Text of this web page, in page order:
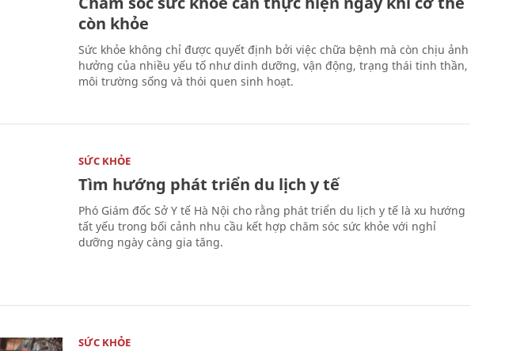
còn khỏe
Sức khỏe không chỉ được quyết định bởi việc chữa bệnh mà còn chịu ảnh
hưởng của nhiều yếu tố như dinh dưỡng, vận động, trạng thái tinh thần,
môi trường sống và thói quen sinh hoạt.
SỨC KHỎE
Tìm hướng phát triển du lịch y tế
Phó Giám đốc Sở Y tế Hà Nội cho rằng phát triển du lịch y tế là xu hướng
tất yếu trong bối cảnh nhu cầu kết hợp chăm sóc sức khỏe với nghỉ
dưỡng ngày càng gia tăng.
SỨC KHỎE